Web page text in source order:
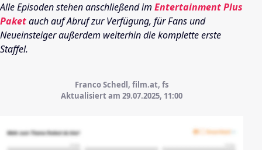
Alle Episoden stehen anschließend im Entertainment Plus
Paketauch auf Abruf zur Verfügung, für Fans und
Neueinsteiger außerdem weiterhin die komplette erste
Staffel.
Franco Schedl, film.at, fs
Aktualisiert am 29.07.2025, 11:00